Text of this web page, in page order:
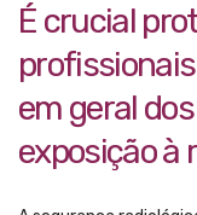
É crucial
em geral
exposição à